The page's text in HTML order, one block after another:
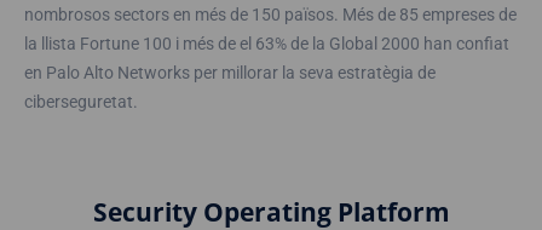
nombrosos sectors en més de 150 països. Més de 85 empreses de
la llista Fortune 100 i més de el 63% de la Global 2000 han confiat
en Palo Alto Networks per millorar la seva estratègia de
ciberseguretat.
Security Operating Platform